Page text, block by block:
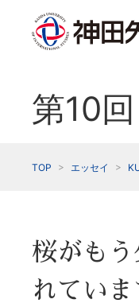
第10回
TOP エッセイ
桜がも
れていま